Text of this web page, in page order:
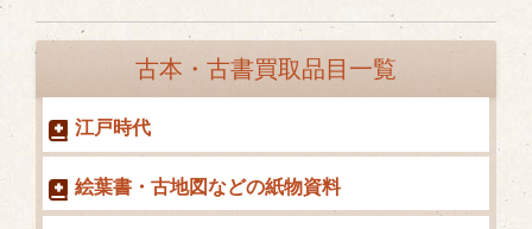
テ
古本・古書買取品目一覧
江戸時代
絵葉書・古地図などの紙物資料